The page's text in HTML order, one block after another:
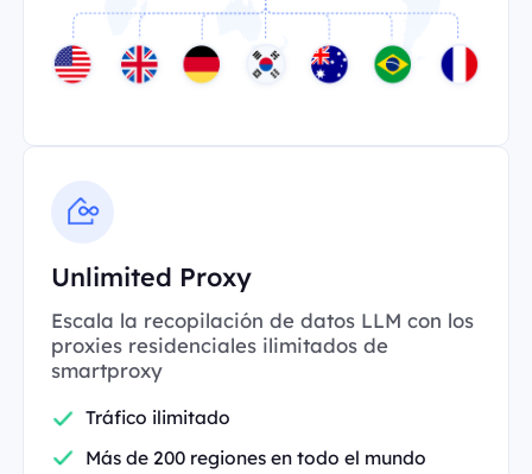
Unlimited Proxy
Escala la recopilación de datos LLM con los
proxies residenciales ilimitados de
smartproxy
Tráfico ilimitado
Más de 200 regiones en todo el mundo